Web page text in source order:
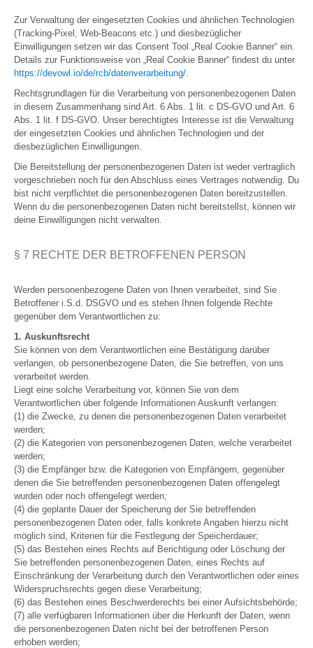
Zur Verwaltung der eingesetzten Cookies und ähnlichen Technologien
(Tracking-Pixel, Web-Beacons etc.) und diesbezüglicher
Einwilligungen setzen wir das Consent Tool „Real Cookie Banner“ ein.
Details zur Funktionsweise von „Real Cookie Banner“ findest du unter
https://devowl.io/de/rcb/datenverarbeitung/.
Rechtsgrundlagen für die Verarbeitung von personenbezogenen Daten
in diesem Zusammenhang sind Art. 6 Abs. 1 lit. c DS-GVO und Art. 6
Abs. 1 lit. f DS-GVO. Unser berechtigtes Interesse ist die Verwaltung
der eingesetzten Cookies und ähnlichen Technologien und der
diesbezüglichen Einwilligungen.
Die Bereitstellung der personenbezogenen Daten ist weder vertraglich
vorgeschrieben noch für den Abschluss eines Vertrages notwendig. Du
bist nicht verpflichtet die personenbezogenen Daten bereitzustellen.
Wenn du die personenbezogenen Daten nicht bereitstellst, können wir
deine Einwilligungen nicht verwalten.
§ 7 RECHTE DER BETROFFENEN PERSON
Werden personenbezogene Daten von Ihnen verarbeitet, sind Sie
Betroffener i.S.d. DSGVO und es stehen Ihnen folgende Rechte
gegenüber dem Verantwortlichen zu:
1. Auskunftsrecht
Sie können von dem Verantwortlichen eine Bestätigung darüber
verlangen, ob personenbezogene Daten, die Sie betreffen, von uns
verarbeitet werden.
Liegt eine solche Verarbeitung vor, können Sie von dem
Verantwortlichen über folgende Informationen Auskunft verlangen:
(1) die Zwecke, zu denen die personenbezogenen Daten verarbeitet
werden;
(2) die Kategorien von personenbezogenen Daten, welche verarbeitet
werden;
(3) die Empfänger bzw. die Kategorien von Empfängern, gegenüber
denen die Sie betreffenden personenbezogenen Daten offengelegt
wurden oder noch offengelegt werden;
(4) die geplante Dauer der Speicherung der Sie betreffenden
personenbezogenen Daten oder, falls konkrete Angaben hierzu nicht
möglich sind, Kriterien für die Festlegung der Speicherdauer;
(5) das Bestehen eines Rechts auf Berichtigung oder Löschung der
Sie betreffenden personenbezogenen Daten, eines Rechts auf
Einschränkung der Verarbeitung durch den Verantwortlichen oder eines
Widerspruchsrechts gegen diese Verarbeitung;
(6) das Bestehen eines Beschwerderechts bei einer Aufsichtsbehörde;
(7) alle verfügbaren Informationen über die Herkunft der Daten, wenn
die personenbezogenen Daten nicht bei der betroffenen Person
erhoben werden;